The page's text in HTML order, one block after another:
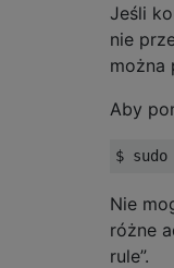
Jeśli
nie
można
Aby
Nie
różne
rule”.